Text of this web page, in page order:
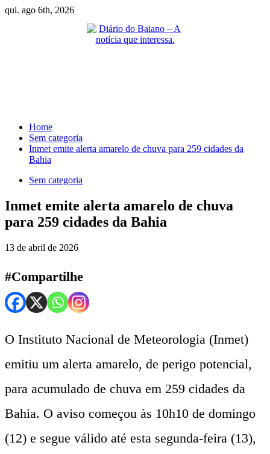
Skip
qui. ago 6th, 2026
Home
Sem categoria
Inmet emite alerta amarelo de chuva para 259 cidades da
Bahia
Sem categoria
Inmet emite alerta amarelo de chuva
para 259 cidades da Bahia
13 de abril de 2026
#Compartilhe
O Instituto Nacional de Meteorologia (Inmet)
emitiu um alerta amarelo, de perigo potencial,
para acumulado de chuva em 259 cidades da
Bahia. O aviso começou às 10h10 de domingo
(12) e segue válido até esta segunda-feira (13),